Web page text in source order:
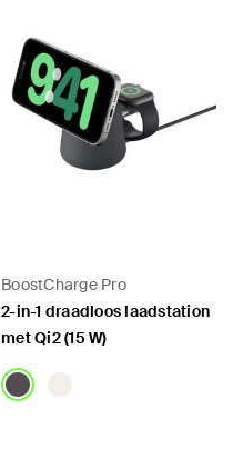
BoostCharge Pro
2-in-1 draadloos laadstation
met Qi2 (15 W)